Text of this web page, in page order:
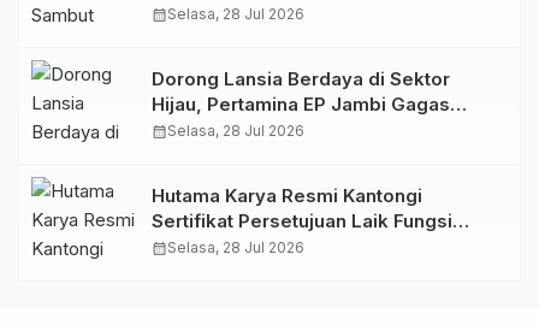
Perkuat Sinergi dan Kolaborasi
calendar_monthSelasa, 28 Jul 2026
Dorong Lansia Berdaya di Sektor
Hijau, Pertamina EP Jambi Gagas
Lansiapreneur Batik Eco-Print
calendar_monthSelasa, 28 Jul 2026
Hutama Karya Resmi Kantongi
Sertifikat Persetujuan Laik Fungsi
Struktur Jembatan Musi V Tol
calendar_monthSelasa, 28 Jul 2026